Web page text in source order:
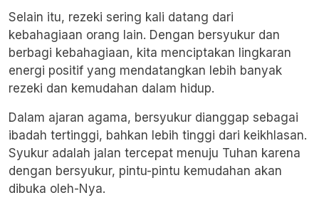
Selain itu, rezeki sering kali datang dari
kebahagiaan orang lain. Dengan bersyukur dan
berbagi kebahagiaan, kita menciptakan lingkaran
energi positif yang mendatangkan lebih banyak
rezeki dan kemudahan dalam hidup.
Dalam ajaran agama, bersyukur dianggap sebagai
ibadah tertinggi, bahkan lebih tinggi dari keikhlasan.
Syukur adalah jalan tercepat menuju Tuhan karena
dengan bersyukur, pintu-pintu kemudahan akan
dibuka oleh-Nya.